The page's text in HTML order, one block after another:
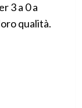
3 a 0 a
qualità.